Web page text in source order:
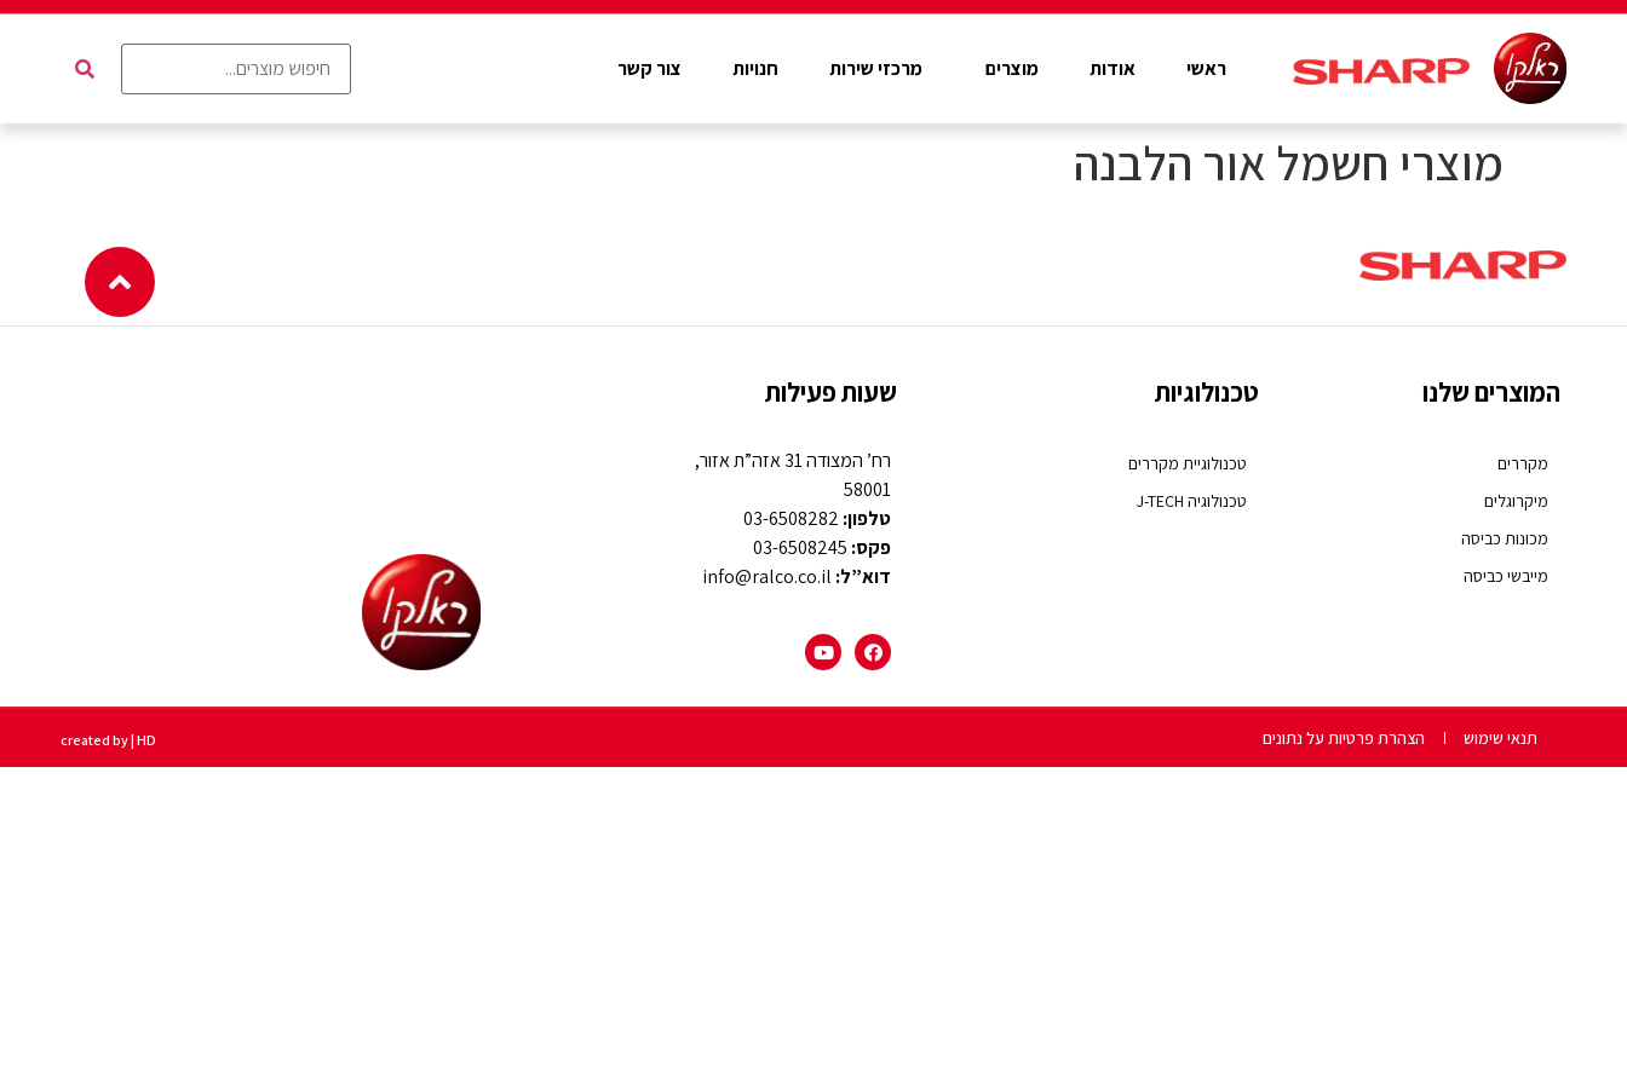
ראשי אודות מוצרים מרכזי שירות חנויות צור קשר
מוצרי חשמל אור הלבנה
המוצרים שלנו
מקררים
מיקרוגלים
מכונות כביסה
מייבשי כביסה
טכנולוגיות
טכנולוגיית מקררים
טכנולוגיה J-TECH
שעות פעילות
רח’ המצודה 31 אזה”ת אזור,
58001
טלפון:
פקס:
דוא”ל:
תנאי שימוש הצהרת פרטיות על נתונים created by | HD